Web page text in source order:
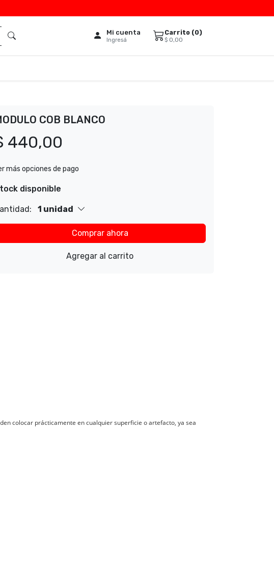
Mi cuenta
Ingresá
Carrito (0)
$ 0,00
COB BLANCO
440,00
más opciones de pago
disponible
1 unidad
Comprar ahora
Agregar al carrito
colocar prácticamente en cualquier superficie o artefacto, ya sea